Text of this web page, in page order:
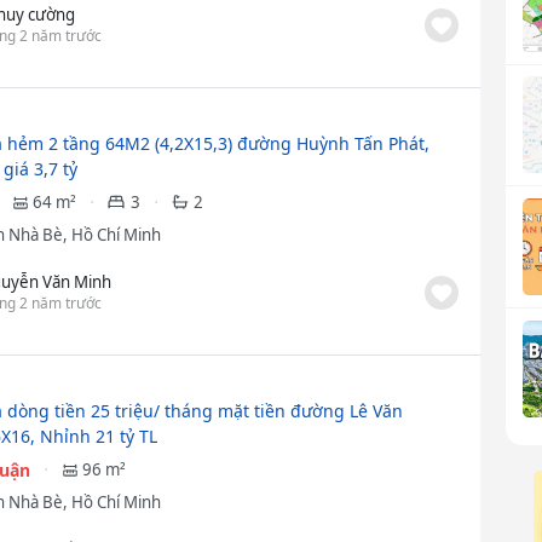
cường
2 năm trước
hẻm 2 tầng 64M2 (4,2X15,3) đường Huỳnh Tấn Phát,
3,7 tỷ
64 m² 3
2
Nhà Bè, Hồ Chí Minh
Văn Minh
2 năm trước
dòng tiền 25 triệu/ tháng mặt tiền đường Lê Văn
Nhỉnh 21 tỷ TL
96 m²
Nhà Bè, Hồ Chí Minh